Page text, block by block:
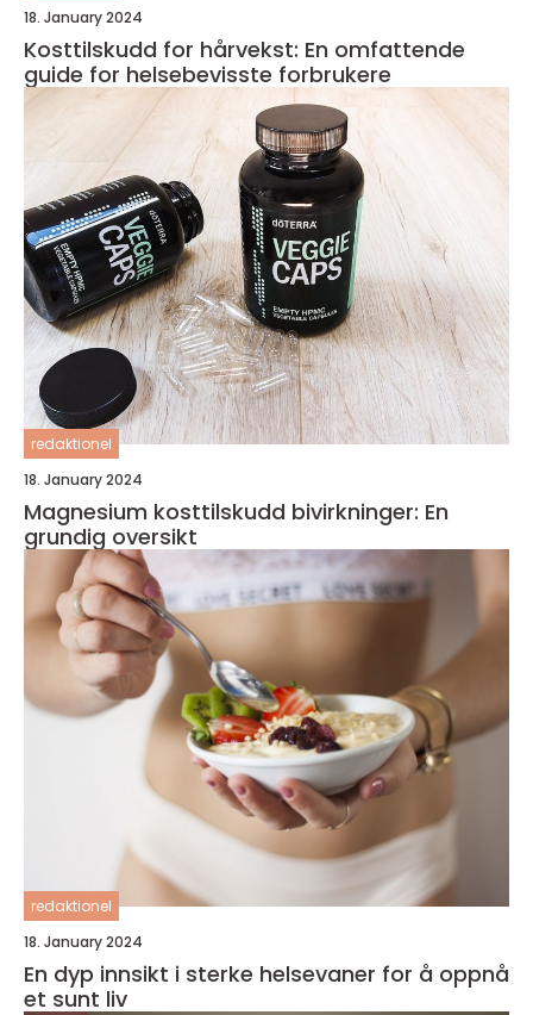
18. January 2024
Kosttilskudd for hårvekst: En omfattende
guide for helsebevisste forbrukere
redaktionel
18. January 2024
Magnesium kosttilskudd bivirkninger: En
grundig oversikt
redaktionel
18. January 2024
En dyp innsikt i sterke helsevaner for å oppnå
et sunt liv